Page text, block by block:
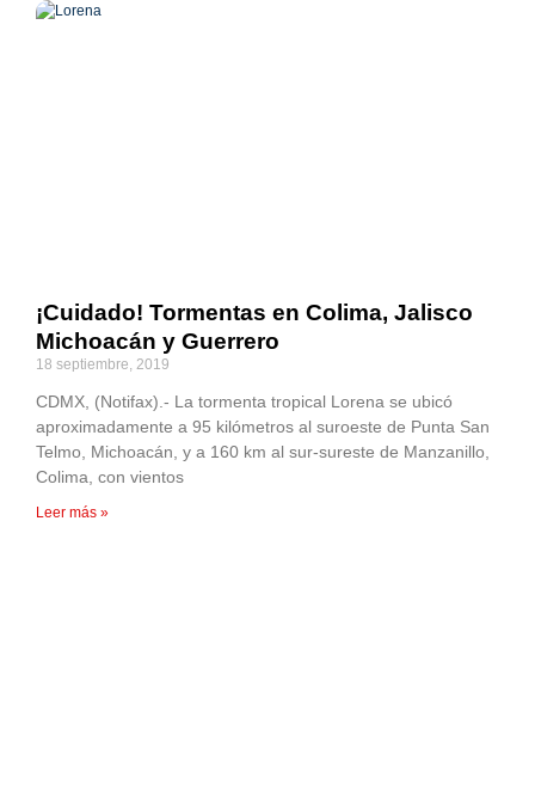
¡Cuidado! Tormentas en Colima, Jalisco
Michoacán y Guerrero
18 septiembre, 2019
CDMX, (Notifax).- La tormenta tropical Lorena se ubicó
aproximadamente a 95 kilómetros al suroeste de Punta San
Telmo, Michoacán, y a 160 km al sur-sureste de Manzanillo,
Colima, con vientos
Leer más »